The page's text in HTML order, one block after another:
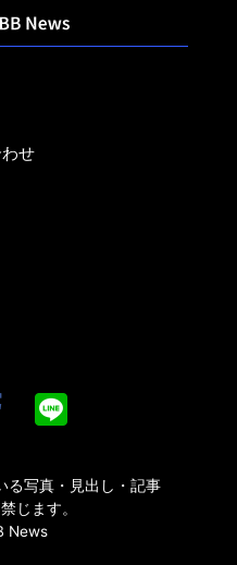
せ
る写真・見出し・記事
じます。
News